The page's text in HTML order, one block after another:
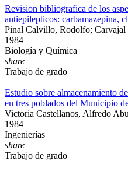
Revision bibliografica de los
antiepilepticos: carbamazepina,
Pinal Calvillo, Rodolfo; Carvajal
1984
Biología y Química
share
Trabajo de grado
Estudio sobre almacenamiento
en tres poblados del Municipio
Victoria Castellanos, Alfredo
1984
Ingenierías
share
Trabajo de grado